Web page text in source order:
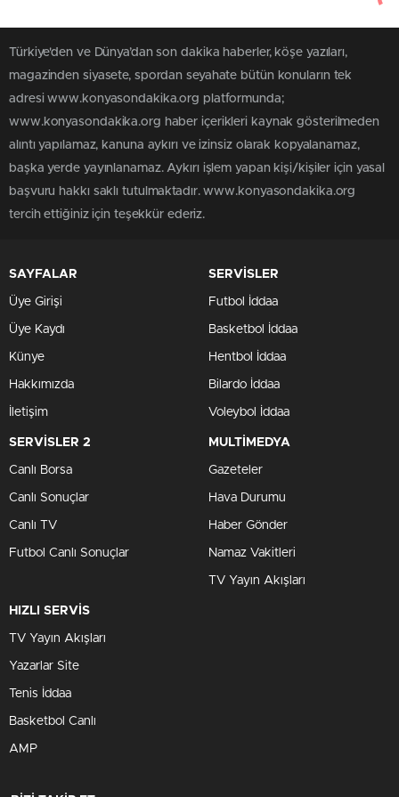
Türkiye'den ve Dünya’dan son dakika haberler, köşe yazıları,
magazinden siyasete, spordan seyahate bütün konuların tek
adresi www.konyasondakika.org platformunda;
www.konyasondakika.org haber içerikleri kaynak gösterilmeden
alıntı yapılamaz, kanuna aykırı ve izinsiz olarak kopyalanamaz,
başka yerde yayınlanamaz. Aykırı işlem yapan kişi/kişiler için yasal
başvuru hakkı saklı tutulmaktadır. www.konyasondakika.org
tercih ettiğiniz için teşekkür ederiz.
SAYFALAR
Üye Girişi
Üye Kaydı
Künye
Hakkımızda
İletişim
SERVİSLER
Futbol İddaa
Basketbol İddaa
Hentbol İddaa
Bilardo İddaa
Voleybol İddaa
SERVİSLER 2
Canlı Borsa
Canlı Sonuçlar
Canlı TV
Futbol Canlı Sonuçlar
MULTİMEDYA
Gazeteler
Hava Durumu
Haber Gönder
Namaz Vakitleri
TV Yayın Akışları
HIZLI SERVİS
TV Yayın Akışları
Yazarlar Site
Tenis İddaa
Basketbol Canlı
AMP